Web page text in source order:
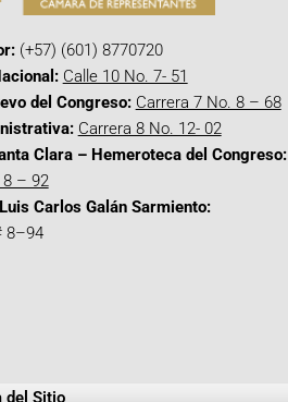
(+57) (601) 8770720
Calle 10 No. 7- 51
del Congreso: Carrera 7 No. 8 – 68
Carrera 8 No. 12- 02
Clara – Hemeroteca del Congreso:
8 – 92
Carlos Galán Sarmiento:
8–94
del Sitio